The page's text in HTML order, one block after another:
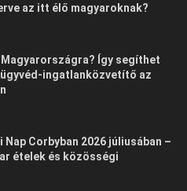
az itt élő magyaroknak?
Így segíthet
ingatlanközvetítő az
Nap Corbyban 2026 júliusában –
ételek és közösségi